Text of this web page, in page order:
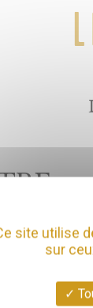
:
J K
site utilise
sur